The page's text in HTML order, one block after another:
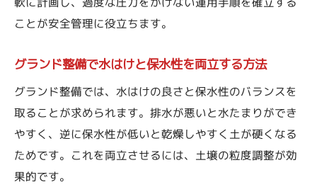
ことが安全管理に役立ちます。
グランド整備で水はけと保水性を両立する方法
グランド整備では、水はけの良さと保水性のバランスを
取ることが求められます。排水が悪いと水たまりができ
やすく、逆に保水性が低いと乾燥しやすく土が硬くなる
ためです。これを両立させるには、土壌の粒度調整が効
果的です。